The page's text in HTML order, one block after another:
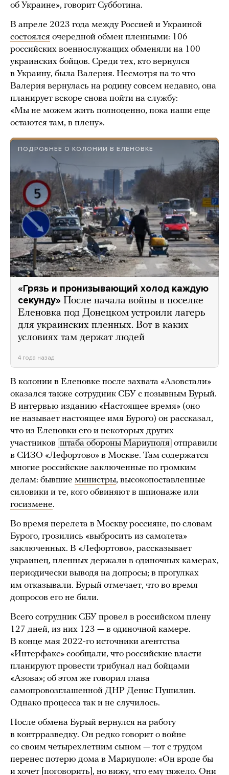
об Украине», говорит Субботина.
В апреле 2023 года между Россией и Украиной
состоялся очередной обмен пленными: 106
российских военнослужащих обменяли на 100
украинских бойцов. Среди тех, кто вернулся
в Украину, была Валерия. Несмотря на то что
Валерия вернулась на родину совсем недавно, она
планирует вскоре снова пойти на службу:
«Мы не можем жить полноценно, пока наши еще
остаются там, в плену».
ПОДРОБНЕЕ О КОЛОНИИ В ЕЛЕНОВКЕ
«Грязь и пронизывающий холод каждую
секунду» После начала войны в поселке
Еленовка под Донецком устроили лагерь
для украинских пленных. Вот в каких
условиях там держат людей
4 года назад
В колонии в Еленовке после захвата «Азовстали»
оказался также сотрудник СБУ с позывным Бурый.
В интервью изданию «Настоящее время» (оно
не называет настоящее имя Бурого) он рассказал,
что из Еленовки его и некоторых других
участников штаба обороны Мариуполя отправили
в СИЗО «Лефортово» в Москве. Там содержатся
многие российские заключенные по громким
делам: бывшие министры, высокопоставленные
силовики и те, кого обвиняют в шпионаже или
госизмене.
Во время перелета в Москву россияне, по словам
Бурого, грозились «выбросить из самолета»
заключенных. В «Лефортово», рассказывает
украинец, пленных держали в одиночных камерах,
периодически выводя на допросы; в прогулках
им отказывали. Бурый отмечает, что во время
допросов его не били.
Всего сотрудник СБУ провел в российском плену
127 дней, из них 123 — в одиночной камере.
В конце мая 2022-го источники агентства
«Интерфакс» сообщали, что российские власти
планируют провести трибунал над бойцами
«Азова»; об этом же говорил глава
самопровозглашенной ДНР Денис Пушилин.
Однако процесса так и не случилось.
После обмена Бурый вернулся на работу
в контрразведку. Он редко говорит о войне
со своим четырехлетним сыном — тот с трудом
перенес потерю дома в Мариуполе: «Он вроде бы
и хочет [поговорить], но вижу, что ему тяжело. Они